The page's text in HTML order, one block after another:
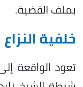
بملف القضية.
خلفية
تعود الواقعة